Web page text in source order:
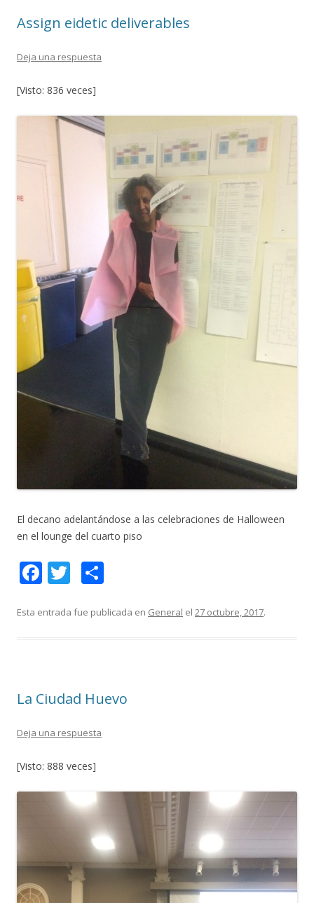
k r
Assign eidetic deliverables
Deja una respuesta
[Visto: 836 veces]
El decano adelantándose a las celebraciones de Halloween
en el lounge del cuarto piso
F
e
k
T
itt m
r
Esta entrada fue publicada en General el 27 octubre, 2017.
La Ciudad Huevo
Deja una respuesta
[Visto: 888 veces]